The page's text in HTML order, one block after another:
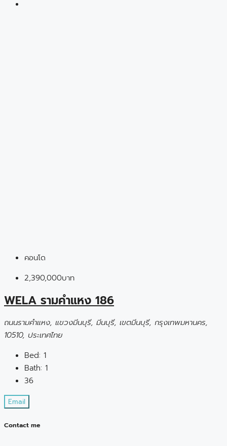
คอนโด
2,390,000บาท
WELA รามคำแหง 186
ถนนรามคำแหง, แขวงมีนบุรี, มีนบุรี, เขตมีนบุรี, กรุงเทพมหานคร,
10510, ประเทศไทย
Bed: 1
Bath: 1
36
Email
Contact me